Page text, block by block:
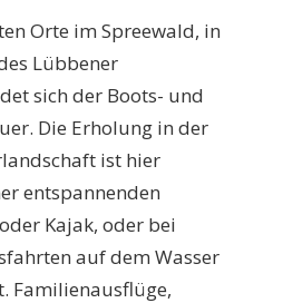
Orte im Spreewald, in
Lübbener
sich der Boots- und
Die Erholung in der
ist hier
entspannenden
Kajak, oder bei
auf dem Wasser
Familienausflüge,